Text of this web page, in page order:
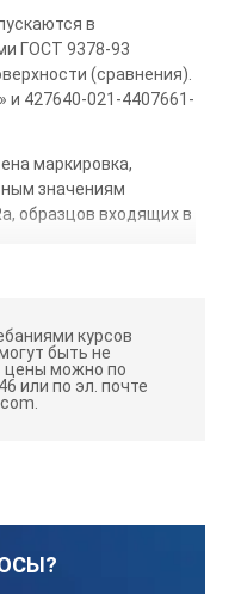
в
ГОСТ 9378-93
(сравнения).
и 427640-021-4407661-
маркировка,
значениям
образцов входящих в
входящих в
в виде
курсов
быть не
цены можно по
или по эл. почте